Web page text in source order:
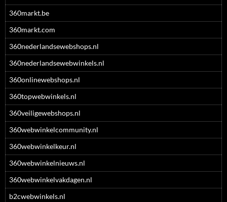
360markt.be
360markt.com
360nederlandsewebshops.nl
360nederlandsewebwinkels.nl
360onlinewebshops.nl
360topwebwinkels.nl
360veiligewebshops.nl
360webwinkelcommunity.nl
360webwinkelkeur.nl
360webwinkelnieuws.nl
360webwinkelvakdagen.nl
b2cwebwinkels.nl